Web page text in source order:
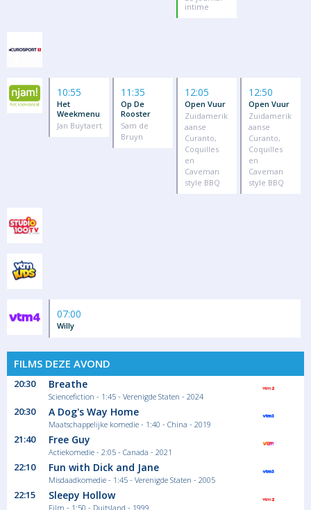
intime
10:55
Het
Weekmenu
Jan Buytaert
11:35
Op De
Rooster
Sam de
Bruyn
12:05
Open Vuur
Zuidamerik
aanse
Curanto,
Coquilles
en
Caveman
style BBQ
12:50
Open Vuur
Zuidamerik
aanse
Curanto,
Coquilles
en
Caveman
style BBQ
07:00
Willy
FILMS DEZE AVOND
20:30 Breathe
Sciencefiction - 1:45 - Verenigde Staten - 2024
20:30 A Dog's Way Home
Maatschappelijke komedie - 1:40 - China - 2019
21:40 Free Guy
Actiekomedie - 2:05 - Canada - 2021
22:10 Fun with Dick and Jane
Misdaadkomedie - 1:45 - Verenigde Staten - 2005
22:15 Sleepy Hollow
Film - 1:50 - Duitsland - 1999